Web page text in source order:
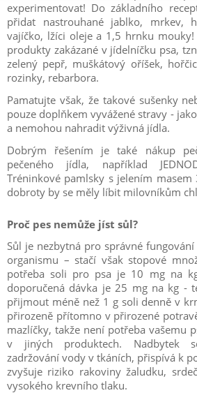
experimentovat! Do základního
přidat nastrouhané jablko, mrkev,
vajíčko, lžíci oleje a 1,5 hrnku
produkty zakázané v jídelníčku psa,
zelený pepř, muškátový oříšek,
rozinky, rebarbora.
Pamatujte však, že takové sušenky
pouze doplňkem vyvážené stravy -
a nemohou nahradit výživná jídla.
Dobrým řešením je také nákup
pečeného jídla, například
Tréninkové pamlsky s jelením masem
dobroty by se měly líbit milovníkům
Proč pes nemůže jíst sůl?
Sůl je nezbytná pro správné
organismu – stačí však stopové
potřeba soli pro psa je 10 mg na
doporučená dávka je 25 mg na kg -
přijmout méně než 1 g soli denně v
přirozeně přítomno v přirozené
mazlíčky, takže není potřeba vašemu
v jiných produktech. Nadbytek
zadržování vody v tkáních, přispívá k
zvyšuje riziko rakoviny žaludku,
vysokého krevního tlaku.